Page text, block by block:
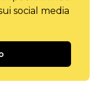
social media